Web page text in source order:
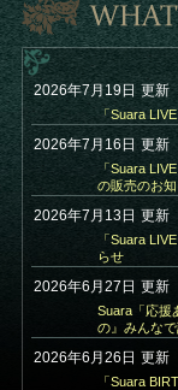
2026年7月19日 更新
「Suara
2026年7月16日 更新
「Suara
の販売のお
2026年7月13日 更新
「Suara
らせ
2026年6月27日 更新
Suara「応援
の』みんな
2026年6月26日 更新
「Suara